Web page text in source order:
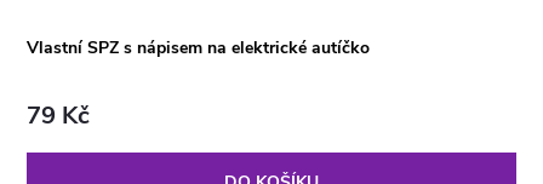
Vlastní SPZ s nápisem na elektrické autíčko
79 Kč